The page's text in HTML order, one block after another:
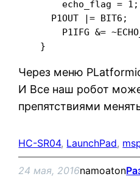
      P1OUT |= BIT6;
Через меню
И Все наш робот
препятствиями
HC-SR04, LaunchPad,
24 мая, 2016namoaton